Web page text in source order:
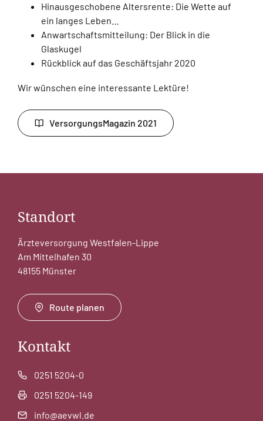
Hinausgeschobene Altersrente: Die Wette auf
ein langes Leben…
Anwartschaftsmitteilung: Der Blick in die
Glaskugel
Rückblick auf das Geschäftsjahr 2020
Wir wünschen eine interessante Lektüre!
VersorgungsMagazin 2021
Standort
Ärzteversorgung Westfalen-Lippe
Am Mittelhafen 30
48155 Münster
Route planen
Kontakt
0251 5204-0
0251 5204-149
info@aevwl.de